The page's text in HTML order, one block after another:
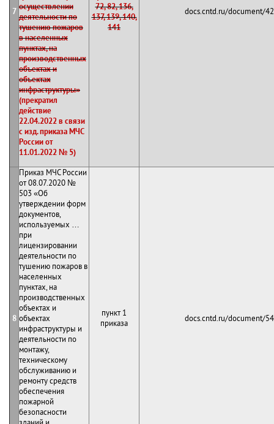
7 осуществлении
деятельности по
тушению пожаров
в населенных
пунктах, на
производственных
объектах и
объектах
инфраструктуры»
(прекратил
действие
22.04.2022 в связи
с изд. приказа МЧС
России от
11.01.2022 № 5)
72, 82, 136,
137, 139, 140,
141
docs.cntd.ru/document/
8
Приказ МЧС России
от 08.07.2020 №
503 «Об
утверждении форм
документов,
используемых …
при
лицензировании
деятельности по
тушению пожаров в
населенных
пунктах, на
производственных
объектах и
объектах
инфраструктуры и
деятельности по
монтажу,
техническому
обслуживанию и
ремонту средств
обеспечения
пожарной
безопасности
пункт 1
приказа
docs.cntd.ru/document/